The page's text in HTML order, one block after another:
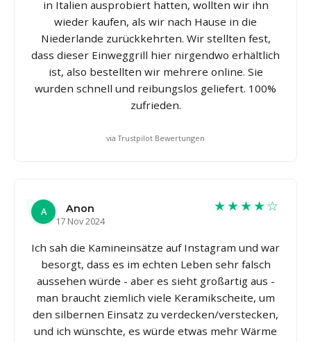
in Italien ausprobiert hatten, wollten wir ihn
wieder kaufen, als wir nach Hause in die
Niederlande zurückkehrten. Wir stellten fest,
dass dieser Einweggrill hier nirgendwo erhältlich
ist, also bestellten wir mehrere online. Sie
wurden schnell und reibungslos geliefert. 100%
zufrieden.
via Trustpilot Bewertungen
A
Anon
17 Nov 2024
★★★★☆
Ich sah die Kamineinsätze auf Instagram und war
besorgt, dass es im echten Leben sehr falsch
aussehen würde - aber es sieht großartig aus -
man braucht ziemlich viele Keramikscheite, um
den silbernen Einsatz zu verdecken/verstecken,
und ich wünschte, es würde etwas mehr Wärme